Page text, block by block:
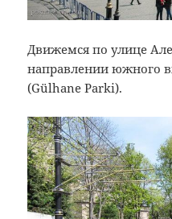
Движемся по улице
направлении южного
(Gülhane Parki).